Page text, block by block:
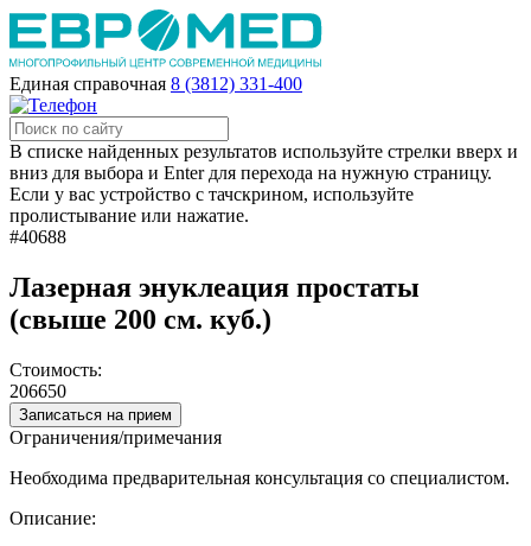
Единая справочная 8 (3812) 331-400
В списке найденных результатов используйте стрелки вверх и
вниз для выбора и Enter для перехода на нужную страницу.
Если у вас устройство с тачскрином, используйте
пролистывание или нажатие.
#40688
Лазерная энуклеация простаты
(свыше 200 см. куб.)
Стоимость:
206650
Записаться на прием
Ограничения/примечания
Необходима предварительная консультация со специалистом.
Описание: